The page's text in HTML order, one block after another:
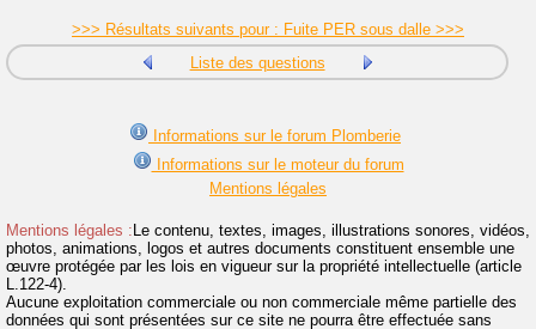
>>> Résultats suivants pour : Fuite PER sous dalle >>>
Liste des questions
Informations sur le forum Plomberie
Informations sur le moteur du forum
Mentions légales
Mentions légales : Le contenu, textes, images, illustrations sonores, vidéos,
photos, animations, logos et autres documents constituent ensemble une
œuvre protégée par les lois en vigueur sur la propriété intellectuelle (article
L.122-4).
Aucune exploitation commerciale ou non commerciale même partielle des
données qui sont présentées sur ce site ne pourra être effectuée sans